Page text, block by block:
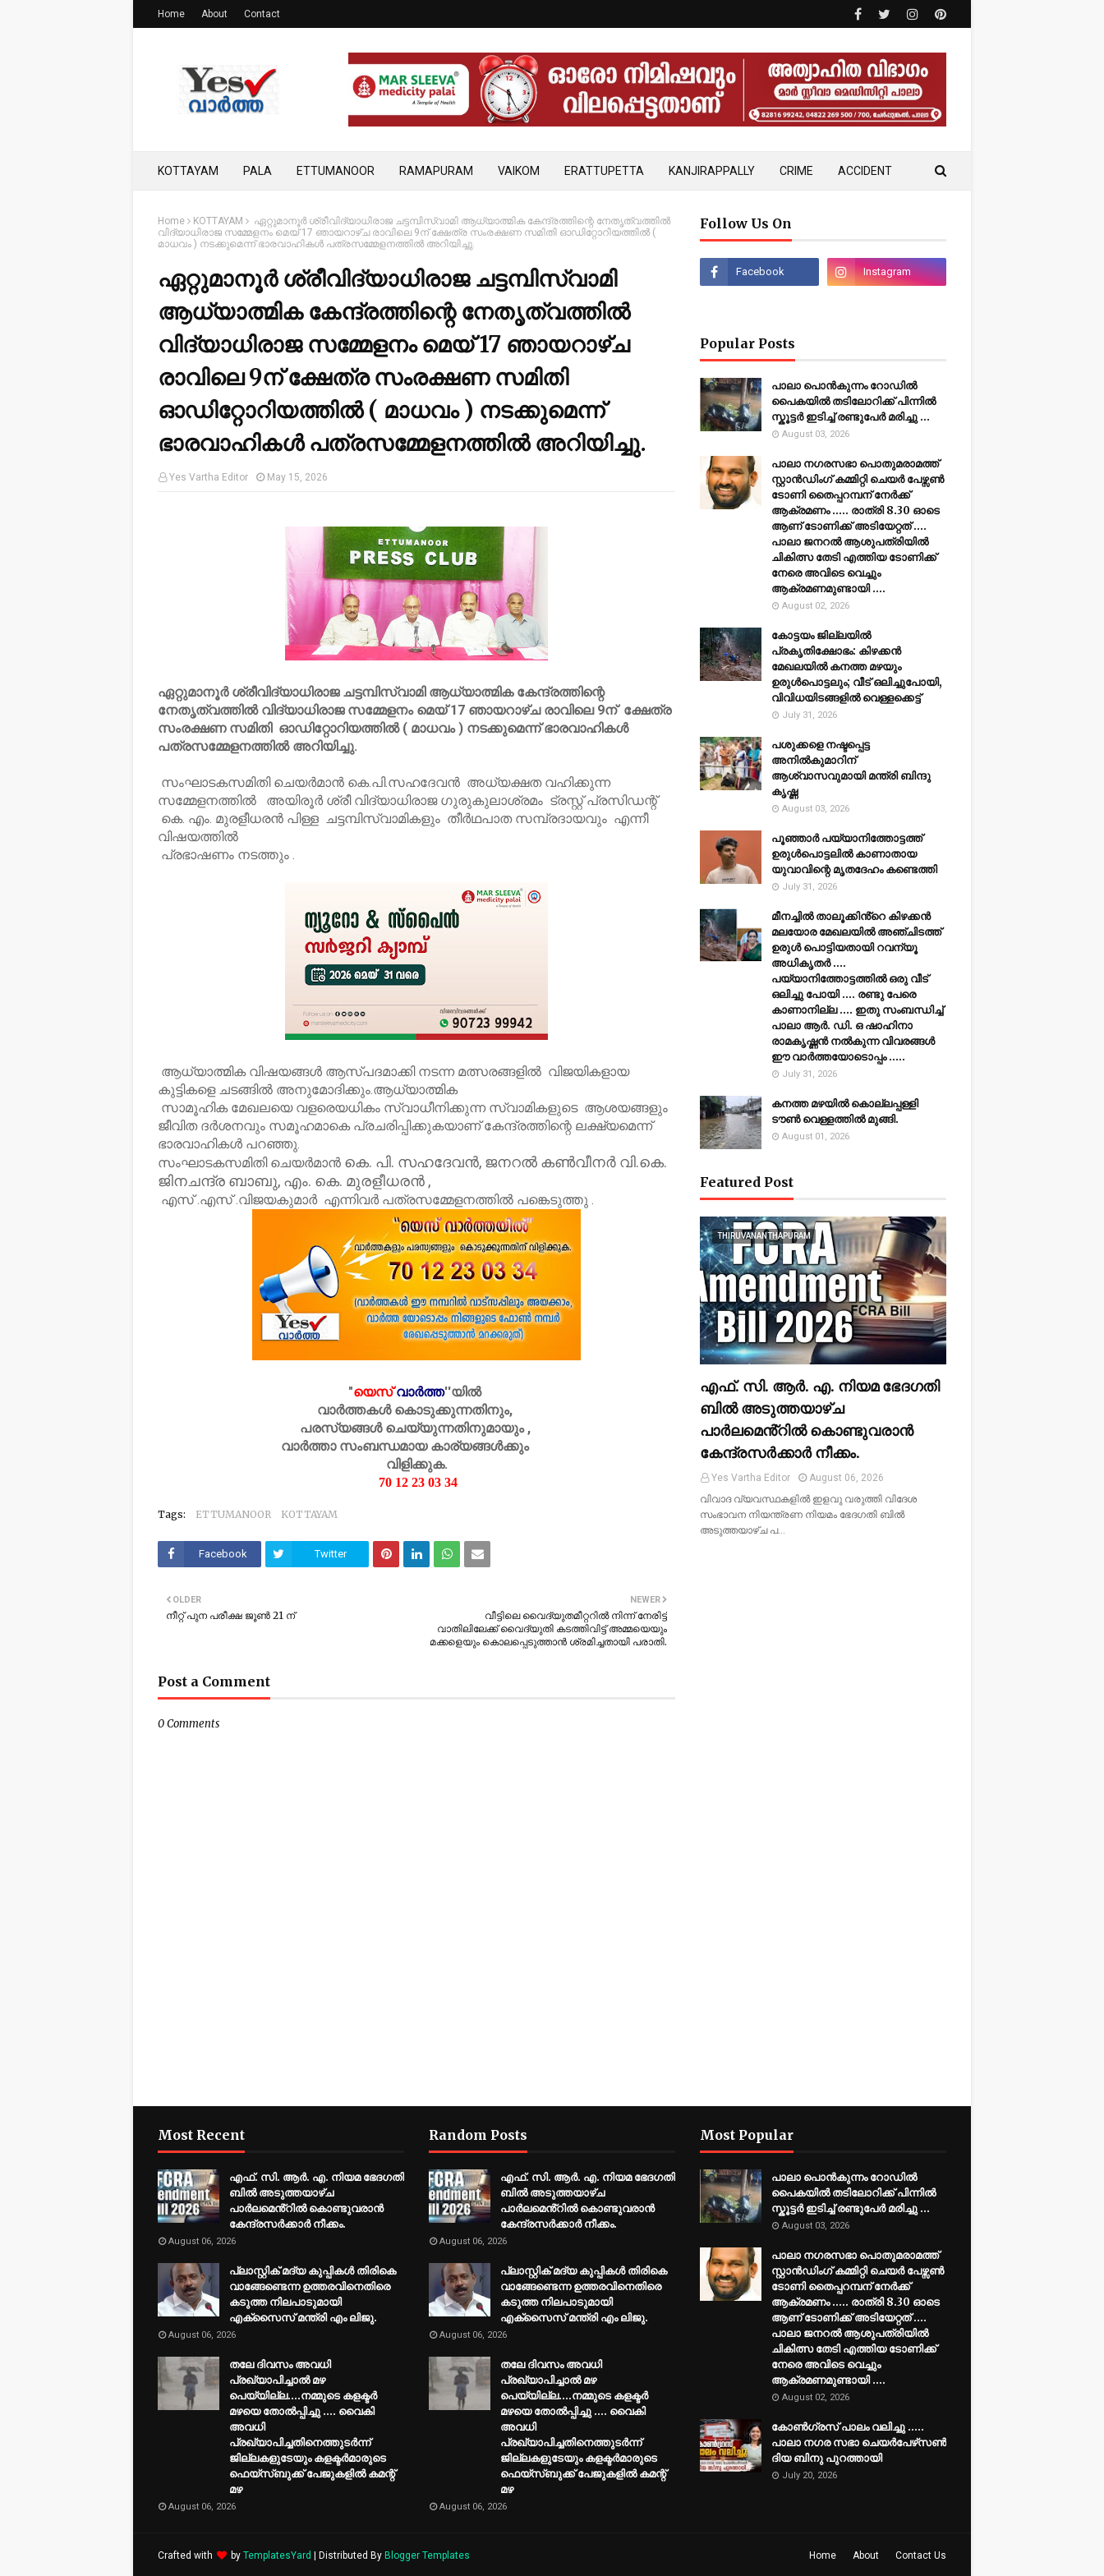
Home About Contact
KOTTAYAM PALA ETTUMANOOR RAMAPURAM VAIKOM ERATTUPETTA KANJIRAPPALLY CRIME ACCIDENT
Home KOTTAYAM
ഏറ്റുമാനൂർ ശ്രീവിദ്യാധിരാജ ചട്ടമ്പിസ്വാമി ആധ്യാത്മിക കേന്ദ്രത്തിന്റെ നേതൃത്വത്തിൽ
വിദ്യാധിരാജ സമ്മേളനം മെയ് 17 ഞായറാഴ്ച രാവിലെ 9ന് ക്ഷേത്ര സംരക്ഷണ സമിതി ഓഡിറ്റോറിയത്തിൽ (
മാധവം ) നടക്കുമെന്ന് ഭാരവാഹികൾ പത്രസമ്മേളനത്തിൽ അറിയിച്ചു.
ഏറ്റുമാനൂർ ശ്രീവിദ്യാധിരാജ ചട്ടമ്പിസ്വാമി
ആധ്യാത്മിക കേന്ദ്രത്തിന്റെ നേതൃത്വത്തിൽ
വിദ്യാധിരാജ സമ്മേളനം മെയ് 17 ഞായറാഴ്ച
രാവിലെ 9ന് ക്ഷേത്ര സംരക്ഷണ സമിതി
ഓഡിറ്റോറിയത്തിൽ ( മാധവം ) നടക്കുമെന്ന്
ഭാരവാഹികൾ പത്രസമ്മേളനത്തിൽ അറിയിച്ചു.
Yes Vartha Editor May 15, 2026
ഏറ്റുമാനൂർ ശ്രീവിദ്യാധിരാജ ചട്ടമ്പിസ്വാമി ആധ്യാത്മിക കേന്ദ്രത്തിന്റെ
നേതൃത്വത്തിൽ വിദ്യാധിരാജ സമ്മേളനം മെയ് 17 ഞായറാഴ്ച രാവിലെ 9ന് ക്ഷേത്ര
സംരക്ഷണ സമിതി ഓഡിറ്റോറിയത്തിൽ ( മാധവം ) നടക്കുമെന്ന് ഭാരവാഹികൾ
പത്രസമ്മേളനത്തിൽ അറിയിച്ചു.
സംഘാടകസമിതി ചെയർമാൻ കെ.പി.സഹദേവൻ അധ്യക്ഷത വഹിക്കുന്ന
സമ്മേളനത്തിൽ അയിരൂർ ശ്രീ വിദ്യാധിരാജ ഗുരുകുലാശ്രമം ട്രസ്റ്റ് പ്രസിഡന്റ്
കെ. എം. മുരളീധരൻ പിള്ള ചട്ടമ്പിസ്വാമികളും തീർഥപാത സമ്പ്രദായവും എന്നീ
വിഷയത്തിൽ
പ്രഭാഷണം നടത്തും .
ആധ്യാത്മിക വിഷയങ്ങൾ ആസ്പദമാക്കി നടന്ന മത്സരങ്ങളിൽ വിജയികളായ
കുട്ടികളെ ചടങ്ങിൽ അനുമോദിക്കും.ആധ്യാത്മിക
സാമൂഹിക മേഖലയെ വളരെയധികം സ്വാധീനിക്കുന്ന സ്വാമികളുടെ ആശയങ്ങളും
ജീവിത ദർശനവും സമൂഹമാകെ പ്രചരിപ്പിക്കുകയാണ് കേന്ദ്രത്തിന്റെ ലക്ഷ്യമെന്ന്
ഭാരവാഹികൾ പറഞ്ഞു.
സംഘാടകസമിതി ചെയർമാൻ കെ. പി. സഹദേവൻ, ജനറൽ കൺവീനർ വി.കെ.
ജിനചന്ദ്ര ബാബു, എം. കെ. മുരളീധരൻ ,
എസ് .എസ് .വിജയകുമാർ എന്നിവർ പത്രസമ്മേളനത്തിൽ പങ്കെടുത്തു .
"യെസ് വാർത്ത''യിൽ
വാർത്തകൾ കൊടുക്കുന്നതിനും,
പരസ്യങ്ങൾ ചെയ്യുന്നതിനുമായും ,
വാർത്താ സംബന്ധമായ കാര്യങ്ങൾക്കും
വിളിക്കുക.
70 12 23 03 34
Tags: ETTUMANOOR KOTTAYAM
Facebook Twitter
NEWER
വീട്ടിലെ വൈദ്യുതമീറ്ററിൽ നിന്ന് നേരിട്ട്
വാതിലിലേക്ക് വൈദ്യുതി കടത്തിവിട്ട് അമ്മയെയും
മക്കളെയും കൊലപ്പെടുത്താൻ ശ്രമിച്ചതായി പരാതി.
OLDER
നീറ്റ് പുന പരീക്ഷ ജൂൺ 21 ന്
Post a Comment
0 Comments
Follow Us On
Popular Posts
പാലാ പൊൻകുന്നം റോഡിൽ
പൈകയിൽ തടിലോറിക്ക് പിന്നിൽ
സ്കൂട്ടർ ഇടിച്ച് രണ്ടുപേർ മരിച്ചു ...
August 03, 2026
പാലാ നഗരസഭാ പൊതുമരാമത്ത്
സ്റ്റാൻഡിംഗ് കമ്മിറ്റി ചെയർ പേഴ്സൺ
ടോണി തൈപ്പറമ്പന് നേർക്ക്
ആക്രമണം ..... രാത്രി 8.30 ഓടെ
ആണ് ടോണിക്ക് അടിയേറ്റത് ....
പാലാ ജനറൽ ആശുപത്രിയിൽ
ചികിത്സ തേടി എത്തിയ ടോണിക്ക്
നേരെ അവിടെ വെച്ചും
ആക്രമണമുണ്ടായി ....
August 02, 2026
കോട്ടയം ജില്ലയില്‍
പ്രകൃതിക്ഷോഭം: കിഴക്കന്‍
മേഖലയില്‍ കനത്ത മഴയും
ഉരുള്‍പൊട്ടലും; വീട് ഒലിച്ചുപോയി,
വിവിധയിടങ്ങളില്‍ വെള്ളക്കെട്ട്
July 31, 2026
പശുക്കളെ നഷ്ടപ്പെട്ട
അനിൽകുമാറിന്
ആശ്വാസവുമായി മന്ത്രി ബിന്ദു
കൃഷ്ണ
August 03, 2026
പൂഞ്ഞാര്‍ പയ്യാനിത്തോട്ടത്ത്
ഉരുള്‍പൊട്ടലില്‍ കാണാതായ
യുവാവിന്റെ മൃതദേഹം കണ്ടെത്തി
July 31, 2026
മീനച്ചിൽ താലൂക്കിൻ്റെ കിഴക്കൻ
മലയോര മേഖലയിൽ അഞ്ചിടത്ത്
ഉരുൾ പൊട്ടിയതായി റവന്യൂ
അധികൃതർ ....
പയ്യാനിത്തോട്ടത്തിൽ ഒരു വീട്
ഒലിച്ചു പോയി .... രണ്ടു പേരെ
കാണാനില്ല .... ഇതു സംബന്ധിച്ച്
പാലാ ആർ. ഡി. ഒ ഷാഹിനാ
രാമകൃഷ്ണൻ നൽകുന്ന വിവരങ്ങൾ
ഈ വാർത്തയോടൊപ്പം .....
July 31, 2026
കനത്ത മഴയില്‍ കൊല്ലപ്പള്ളി
ടൗണ്‍ വെള്ളത്തില്‍ മുങ്ങി.
August 01, 2026
Featured Post
THIRUVANANTHAPURAM
എഫ്. സി. ആർ. എ. നിയമ ഭേദഗതി
ബിൽ അടുത്തയാഴ്ച
പാർലമെൻ്റിൽ കൊണ്ടുവരാൻ
കേന്ദ്രസർക്കാർ നീക്കം.
Yes Vartha Editor
August 06, 2026
വിവാദ വ്യവസ്ഥകളിൽ ഇളവു വരുത്തി വിദേശ
സംഭാവന നിയന്ത്രണ നിയമം ഭേദഗതി ബിൽ
അടുത്തയാഴ്ച പ…
Most Recent
എഫ്. സി. ആർ. എ. നിയമ ഭേദഗതി
ബിൽ അടുത്തയാഴ്ച
പാർലമെൻ്റിൽ കൊണ്ടുവരാൻ
കേന്ദ്രസർക്കാർ നീക്കം.
August 06, 2026
പ്ലാസ്റ്റിക് മദ്യ കുപ്പികൾ തിരികെ
വാങ്ങേണ്ടെന്ന ഉത്തരവിനെതിരെ
കടുത്ത നിലപാടുമായി
എക്സൈസ് മന്ത്രി എം ലിജു.
August 06, 2026
തലേ ദിവസം അവധി
പ്രഖ്യാപിച്ചാല്‍ മഴ
പെയ്യില്ല....നമ്മുടെ കളക്ടര്‍
മഴയെ തോല്‍പ്പിച്ചു .... വൈകി
അവധി
പ്രഖ്യാപിച്ചതിനെത്തുടര്‍ന്ന്
ജില്ലകളുടേയും കളക്ടര്‍മാരുടെ
ഫെയ്‌സ്ബുക്ക് പേജുകളില്‍ കമന്റ്
മഴ
August 06, 2026
Random Posts
എഫ്. സി. ആർ. എ. നിയമ ഭേദഗതി
ബിൽ അടുത്തയാഴ്ച
പാർലമെൻ്റിൽ കൊണ്ടുവരാൻ
കേന്ദ്രസർക്കാർ നീക്കം.
August 06, 2026
പ്ലാസ്റ്റിക് മദ്യ കുപ്പികൾ തിരികെ
വാങ്ങേണ്ടെന്ന ഉത്തരവിനെതിരെ
കടുത്ത നിലപാടുമായി
എക്സൈസ് മന്ത്രി എം ലിജു.
August 06, 2026
തലേ ദിവസം അവധി
പ്രഖ്യാപിച്ചാല്‍ മഴ
പെയ്യില്ല....നമ്മുടെ കളക്ടര്‍
മഴയെ തോല്‍പ്പിച്ചു .... വൈകി
അവധി
പ്രഖ്യാപിച്ചതിനെത്തുടര്‍ന്ന്
ജില്ലകളുടേയും കളക്ടര്‍മാരുടെ
ഫെയ്‌സ്ബുക്ക് പേജുകളില്‍ കമന്റ്
മഴ
August 06, 2026
Most Popular
പാലാ പൊൻകുന്നം റോഡിൽ
പൈകയിൽ തടിലോറിക്ക് പിന്നിൽ
സ്കൂട്ടർ ഇടിച്ച് രണ്ടുപേർ മരിച്ചു ...
August 03, 2026
പാലാ നഗരസഭാ പൊതുമരാമത്ത്
സ്റ്റാൻഡിംഗ് കമ്മിറ്റി ചെയർ പേഴ്സൺ
ടോണി തൈപ്പറമ്പന് നേർക്ക്
ആക്രമണം ..... രാത്രി 8.30 ഓടെ
ആണ് ടോണിക്ക് അടിയേറ്റത് ....
പാലാ ജനറൽ ആശുപത്രിയിൽ
ചികിത്സ തേടി എത്തിയ ടോണിക്ക്
നേരെ അവിടെ വെച്ചും
ആക്രമണമുണ്ടായി ....
August 02, 2026
കോൺഗ്രസ് പാലം വലിച്ചു .....
പാലാ നഗര സഭാ ചെയർപേഴ്‌സൺ
ദിയ ബിനു പുറത്തായി
July 20, 2026
Home About Contact Us
Crafted with by TemplatesYard | Distributed By Blogger Templates